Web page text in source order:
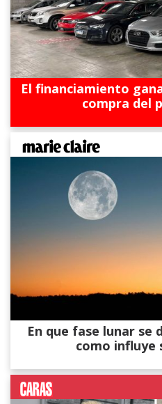
El financiamiento
compra del
En que fase lunar se
como influye